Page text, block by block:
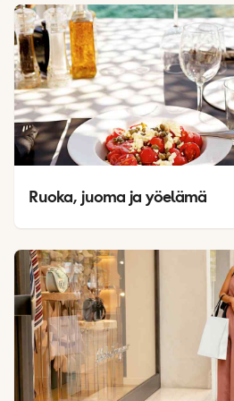
Ruoka, juoma ja yöelämä